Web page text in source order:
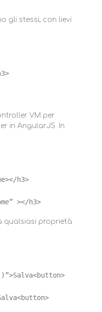
gli stessi, con lievi
VM per
in AngularJS. In
h3>
></h3>
qualsiasi proprietà